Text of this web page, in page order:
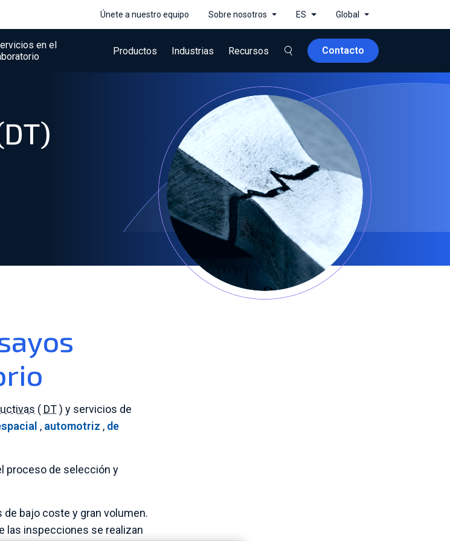
Únete a nuestro equipo Sobre nosotros ES Global
en el
Productos Industrias Recursos Contacto
( DT) y servicios de
, automotriz , de
proceso de selección y
bajo coste y gran volumen.
las inspecciones se realizan